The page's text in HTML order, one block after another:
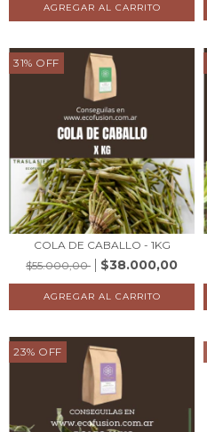
31% OFF
COLA DE CABALLO - 1KG
$55.000,00
$38.000,00
23% OFF